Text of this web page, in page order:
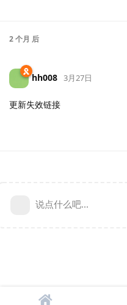
2 个月 后
hh008 3月27日
更新失效链接
说点什么吧...